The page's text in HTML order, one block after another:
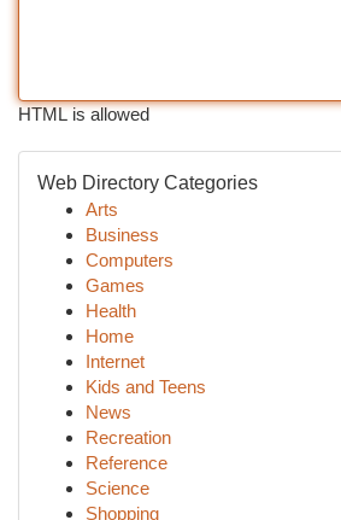
HTML is allowed
Web Directory Categories
Arts
Business
Computers
Games
Health
Home
Internet
Kids and Teens
News
Recreation
Reference
Science
Shopping